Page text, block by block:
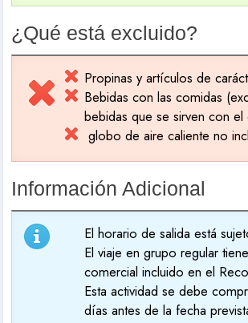
¿Qué está excluido?
Propinas y artículos de
Bebidas con las comidas
bebidas que se sirven con el
globo de aire caliente no
Información Adicional
El horario de salida está
El viaje en grupo regular
comercial incluido en el
Esta actividad se debe
días antes de la fecha